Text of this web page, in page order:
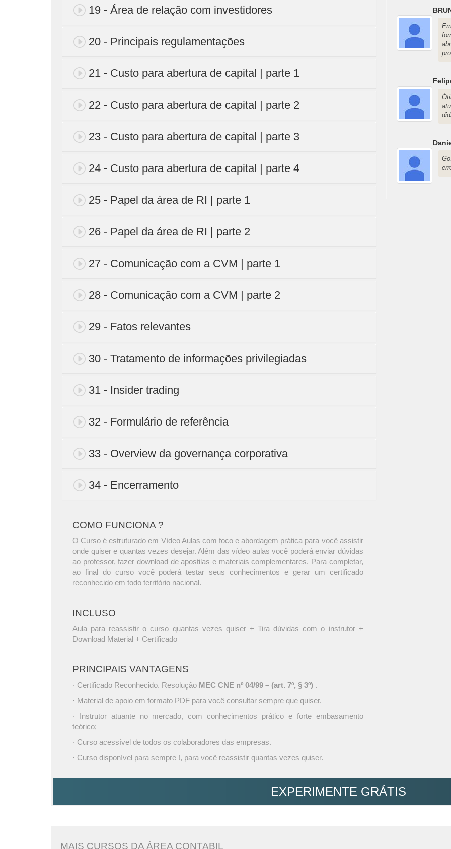
19 - Área de relação com investidores
20 - Principais regulamentações
21 - Custo para abertura de capital | parte 1
22 - Custo para abertura de capital | parte 2
23 - Custo para abertura de capital | parte 3
24 - Custo para abertura de capital | parte 4
25 - Papel da área de RI | parte 1
26 - Papel da área de RI | parte 2
27 - Comunicação com a CVM | parte 1
28 - Comunicação com a CVM | parte 2
29 - Fatos relevantes
30 - Tratamento de informações privilegiadas
31 - Insider trading
32 - Formulário de referência
33 - Overview da governança corporativa
34 - Encerramento
COMO FUNCIONA ?
O Curso é estruturado em Vídeo Aulas com foco e abordagem prática para você assistir
onde quiser e quantas vezes desejar. Além das vídeo aulas você poderá enviar dúvidas
ao professor, fazer download de apostilas e materiais complementares. Para completar,
ao final do curso você poderá testar seus conhecimentos e gerar um certificado
reconhecido em todo território nacional.
INCLUSO
Aula para reassistir o curso quantas vezes quiser + Tira dúvidas com o instrutor +
Download Material + Certificado
PRINCIPAIS VANTAGENS
· Certificado Reconhecido. Resolução MEC CNE nº 04/99 – (art. 7º, § 3º) .
· Material de apoio em formato PDF para você consultar sempre que quiser.
· Instrutor atuante no mercado, com conhecimentos prático e forte embasamento
teórico;
· Curso acessível de todos os colaboradores das empresas.
· Curso disponível para sempre !, para você reassistir quantas vezes quiser.
EXPERIMENTE GRÁTIS
MAIS CURSOS DA ÁREA CONTABIL